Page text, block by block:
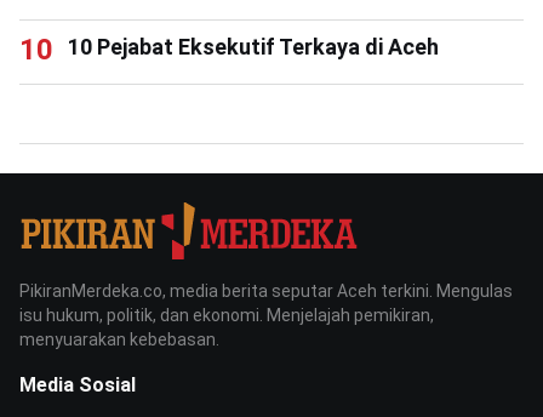
10 Pejabat Eksekutif Terkaya di Aceh
PikiranMerdeka.co, media berita seputar Aceh terkini. Mengulas
isu hukum, politik, dan ekonomi. Menjelajah pemikiran,
menyuarakan kebebasan.
Media Sosial